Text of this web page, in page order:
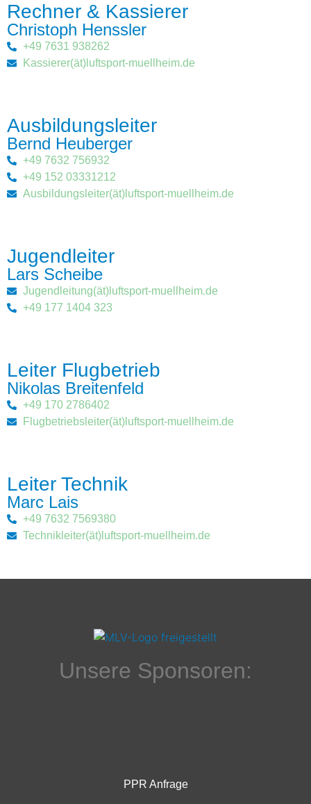
Rechner & Kassierer
Christoph Henssler
+49 7631 938262
Kassierer(ät)luftsport-muellheim.de
Ausbildungsleiter
Bernd Heuberger
+49 7632 756932
+49 152 03331212
Ausbildungsleiter(ät)luftsport-muellheim.de
Jugendleiter
Lars Scheibe
Jugendleitung(ät)luftsport-muellheim.de
+49 177 1404 323
Leiter Flugbetrieb
Nikolas Breitenfeld
+49 170 2786402
Flugbetriebsleiter(ät)luftsport-muellheim.de
Leiter Technik
Marc Lais
+49 7632 7569380
Technikleiter(ät)luftsport-muellheim.de
Unsere Sponsoren:
PPR Anfrage